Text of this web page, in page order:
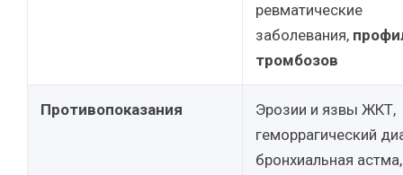
ревматические
заболевания,
тромбозов
Противопоказания
Эрозии и язвы ЖКТ,
геморрагический
бронхиальная